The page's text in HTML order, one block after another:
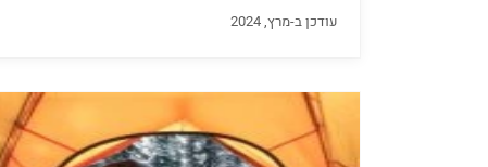
עודכן ב-מרץ, 2024